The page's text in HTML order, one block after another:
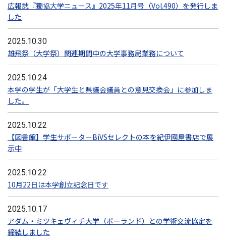
広報誌『獨協大学ニュース』2025年11月号（Vol.490）を発行しま
した
2025.10.30
雄飛祭（大学祭）関連期間中の大学事務局業務について
2025.10.24
本学の学生が「大学生と県議会議員との意見交換会」に参加しま
した。
2025.10.22
【図書館】学生サポーターBiVSセレクトの本を紀伊國屋書店で展
示中
2025.10.22
10月22日は本学創立記念日です
2025.10.17
アダム・ミツキェヴィチ大学（ポーランド）との学術交流協定を
締結しました